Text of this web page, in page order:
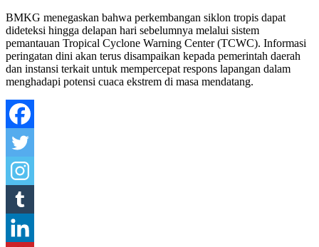
BMKG menegaskan bahwa perkembangan siklon tropis dapat
dideteksi hingga delapan hari sebelumnya melalui sistem
pemantauan Tropical Cyclone Warning Center (TCWC). Informasi
peringatan dini akan terus disampaikan kepada pemerintah daerah
dan instansi terkait untuk mempercepat respons lapangan dalam
menghadapi potensi cuaca ekstrem di masa mendatang.